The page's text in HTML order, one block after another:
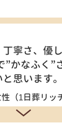
寧さ、優
”かなふく”
思います。
（1日葬リッ